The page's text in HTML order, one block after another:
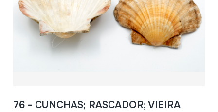
76 - CUNCHAS; RASCADOR; VIEIRA